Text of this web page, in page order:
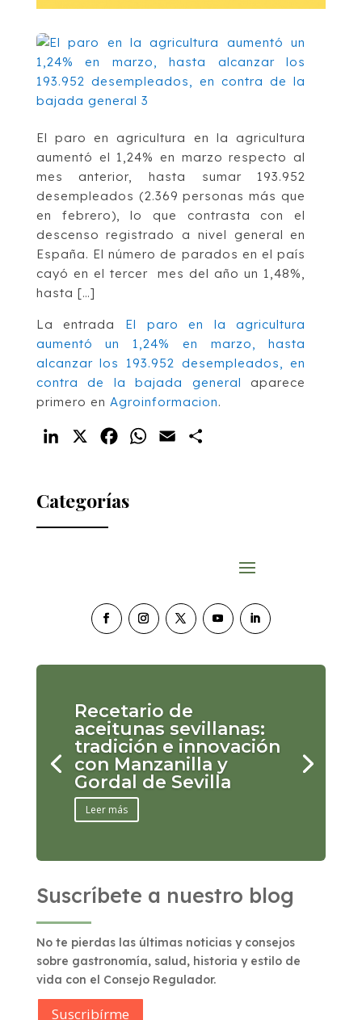
El paro en agricultura en la agricultura
aumentó el 1,24% en marzo respecto al
mes anterior, hasta sumar 193.952
desempleados (2.369 personas más que
en febrero), lo que contrasta con el
descenso registrado a nivel general en
España. El número de parados en el país
cayó en el tercer mes del año un 1,48%,
hasta […]
La entrada El paro en la agricultura
aumentó un 1,24% en marzo, hasta
alcanzar los 193.952 desempleados, en
contra de la bajada general aparece
primero en Agroinformacion.
LinkedIn FacebookWhatsApp
Email
Categorías
Recetario de
aceitunas sevillanas:
tradición e innovación
con Manzanilla y
Gordal de Sevilla
Leer más
Suscríbete a nuestro blog
No te pierdas las últimas noticias y consejos
sobre gastronomía, salud, historia y estilo de
vida con el Consejo Regulador.
Suscribírme